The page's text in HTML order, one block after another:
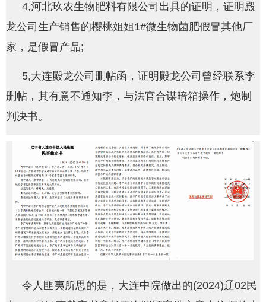
4,河北玖农生物肥料有限公司出具的证明，证明殿
龙公司生产销售的樱桃姐姐1#微生物菌肥假冒其他厂
家，是假冒产品;
5,大连殿龙公司删帖函，证明殿龙公司曾经联系李
删帖，其有意不通知李，与法官合谋暗箱操作，炮制
判决书。
令人匪夷所思的是，大连中院做出的(2024)辽02民